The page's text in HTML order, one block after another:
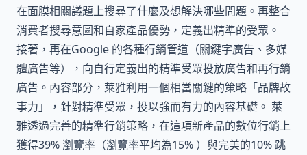
在面膜相關議題上搜尋了什麼及想解決哪些問題。再整合
消費者搜尋意圖和自家產品優勢，定義出精準的受眾。
接著，再在Google 的各種行銷管道（關鍵字廣告、多媒
體廣告等），向自行定義出的精準受眾投放廣告和再行銷
廣告。內容部分，萊雅利用一個相當關鍵的策略「品牌故
事力」，針對精準受眾，投以強而有力的內容基礎。 萊
雅透過完善的精準行銷策略，在這項新產品的數位行銷上
獲得39% 瀏覽率（瀏覽率平均為15% ）與完美的10% 跳